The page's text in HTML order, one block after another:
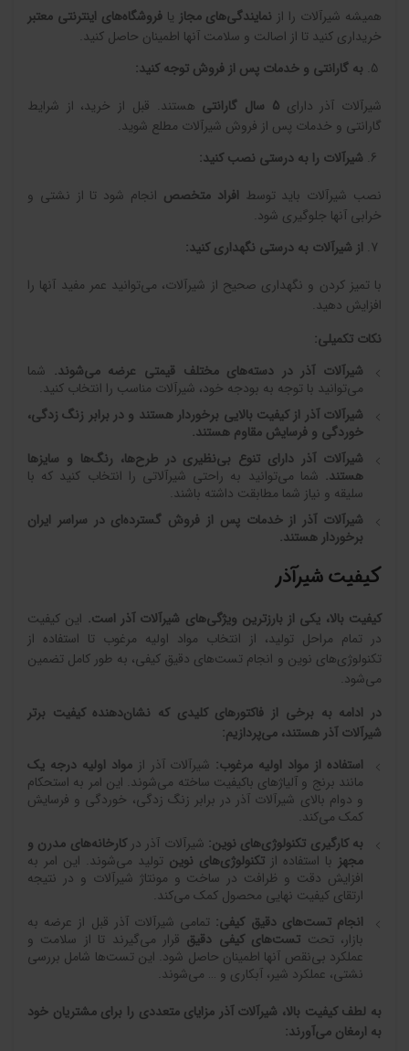
همیشه شیرآلات را از نمایندگی‌های مجاز یافروشگاه‌های اینترنتی معتبر
خریداری کنید تا از اصالت و سلامت آنها اطمینان حاصل کنید.
به گارانتی و خدمات پس از فروش توجه کنید:
شیرآلات آذر دارای5 سال گارانتی هستند. قبل از خرید، از شرایط
گارانتی و خدمات پس از فروش شیرآلات مطلع شوید.
شیرآلات را به درستی نصب کنید:
نصب شیرآلات باید توسط افراد متخصص انجام شود تا از نشتی و
خرابی آنها جلوگیری شود.
از شیرآلات به درستی نگهداری کنید:
با تمیز کردن و نگهداری صحیح از شیرآلات، می‌توانید عمر مفید آنها را
افزایش دهید.
نکات تکمیلی:
شیرآلات آذر در دسته‌های مختلف قیمتی عرضه می‌شوند. شما
می‌توانید با توجه به بودجه خود، شیرآلات مناسب را انتخاب کنید.
شیرآلات آذر از کیفیت بالایی برخوردار هستند و در برابر زنگ زدگی،
خوردگی و فرسایش مقاوم هستند.
شیرآلات آذر دارای تنوع بی‌نظیری در طرح‌ها، رنگ‌ها و سایزها
هستند. شما می‌توانید به راحتی شیرآلاتی را انتخاب کنید که با
سلیقه و نیاز شما مطابقت داشته باشند.
شیرآلات آذر از خدمات پس از فروش گسترده‌ای در سراسر ایران
برخوردار هستند.
کیفیت شیرآذر
کیفیت بالا، یکی از بارزترین ویژگی‌های شیرآلات آذر است. این کیفیت
در تمام مراحل تولید، از انتخاب مواد اولیه مرغوب تا استفاده از
تکنولوژی‌های نوین و انجام تست‌های دقیق کیفی، به طور کامل تضمین
می‌شود.
در ادامه به برخی از فاکتورهای کلیدی که نشان‌دهنده کیفیت برتر
شیرآلات آذر هستند، می‌پردازیم:
استفاده از مواد اولیه مرغوب: شیرآلات آذر ازمواد اولیه درجه یک
مانند برنج و آلیاژهای باکیفیت ساخته می‌شوند. این امر به استحکام
و دوام بالای شیرآلات آذر در برابر زنگ زدگی، خوردگی و فرسایش
کمک می‌کند.
به کارگیری تکنولوژی‌های نوین: شیرآلات آذر درکارخانه‌های مدرن و
مجهز با استفاده از تکنولوژی‌های نوین تولید می‌شوند. این امر به
افزایش دقت و ظرافت در ساخت و مونتاژ شیرآلات و در نتیجه
ارتقای کیفیت نهایی محصول کمک می‌کند.
انجام تست‌های دقیق کیفی: تمامی شیرآلات آذر قبل از عرضه به
بازار، تحت تست‌های کیفی دقیق قرار می‌گیرند تا از سلامت و
عملکرد بی‌نقص آنها اطمینان حاصل شود. این تست‌ها شامل بررسی
نشتی، عملکرد شیر، آبکاری و … می‌شوند.
به لطف کیفیت بالا، شیرآلات آذر مزایای متعددی را برای مشتریان خود
به ارمغان می‌آورند: